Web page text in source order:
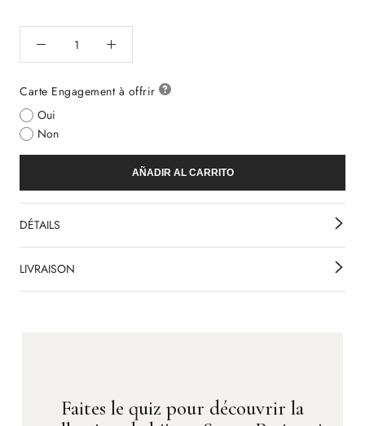
Carte Engagement à offrir
Oui
Non
AÑADIR AL CARRITO
DÉTAILS
LIVRAISON
Faites le quiz pour découvrir la